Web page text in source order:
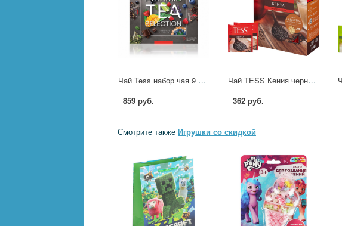
Чай Tess набор чая 9 видов, 1уп/45пак 1662-11 1301738
859 руб.
Чай TESS Кения черный 100 пак/уп 961540
362 руб.
Смотрите также Игрушки со скидкой